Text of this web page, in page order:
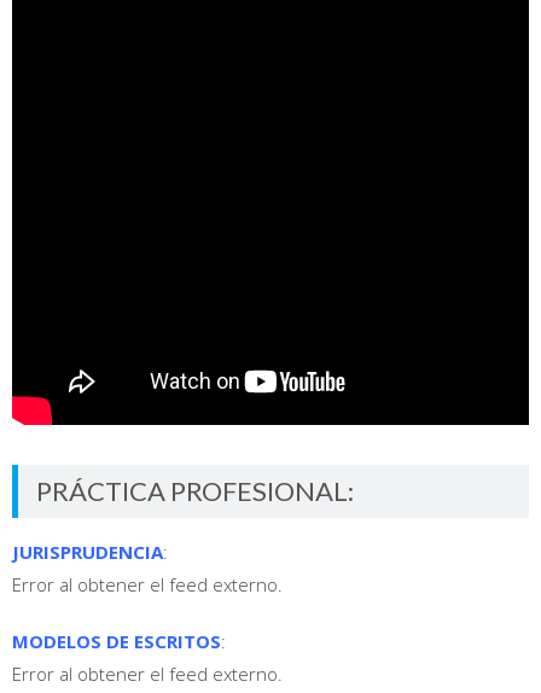
PRÁCTICA PROFESIONAL:
JURISPRUDENCIA:
Error al obtener el feed externo.
MODELOS DE ESCRITOS:
Error al obtener el feed externo.